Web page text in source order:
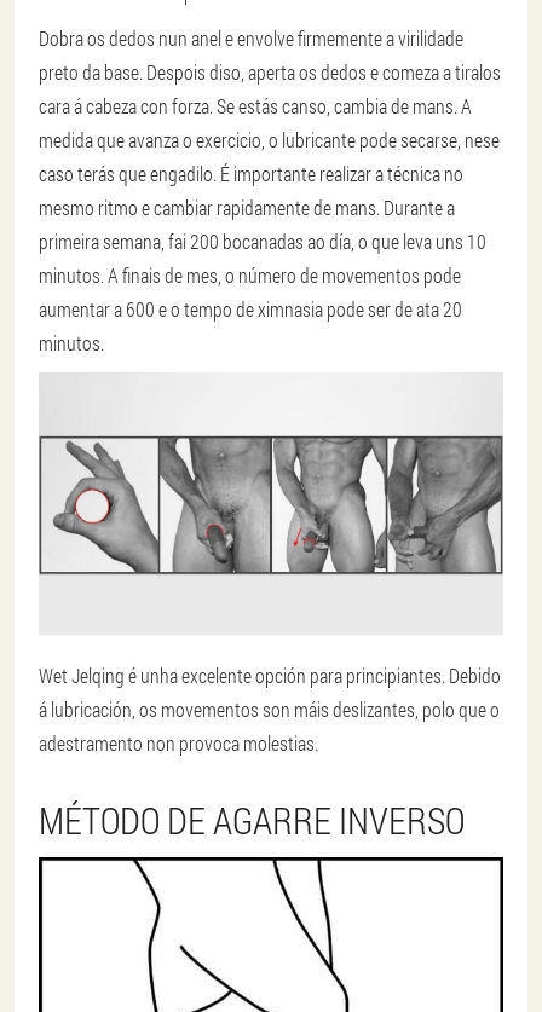
Dobra os dedos nun anel e envolve firmemente a virilidade
preto da base. Despois diso, aperta os dedos e comeza a tiralos
cara á cabeza con forza. Se estás canso, cambia de mans. A
medida que avanza o exercicio, o lubricante pode secarse, nese
caso terás que engadilo. É importante realizar a técnica no
mesmo ritmo e cambiar rapidamente de mans. Durante a
primeira semana, fai 200 bocanadas ao día, o que leva uns 10
minutos. A finais de mes, o número de movementos pode
aumentar a 600 e o tempo de ximnasia pode ser de ata 20
minutos.
Wet Jelqing é unha excelente opción para principiantes. Debido
á lubricación, os movementos son máis deslizantes, polo que o
adestramento non provoca molestias.
MÉTODO DE AGARRE INVERSO